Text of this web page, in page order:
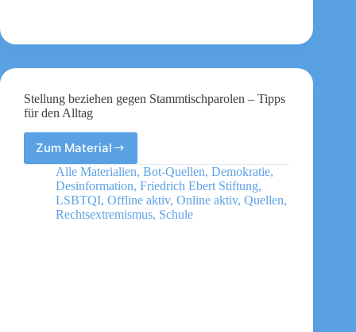
Stellung beziehen gegen Stammtischparolen – Tipps
für den Alltag
Zum Material
Stellung
beziehen
gegen
Stammtischparolen
–
Alle Materialien, Bot-Quellen, Demokratie,
Desinformation, Friedrich Ebert Stiftung,
LSBTQI, Offline aktiv, Online aktiv, Quellen,
Rechtsextremismus, Schule